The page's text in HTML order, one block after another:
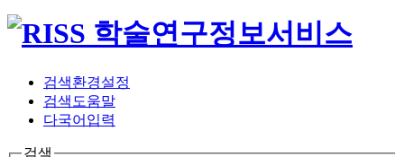
검색환경설정
검색도움말
다국어입력
검색